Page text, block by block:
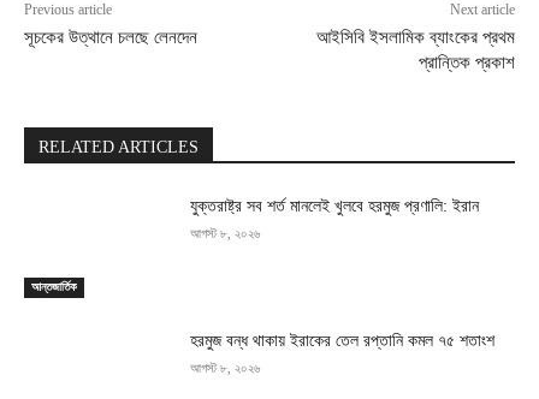
Previous article
সূচকের উত্থানে চলছে লেনদেন
Next article
আইসিবি ইসলামিক ব্যাংকের প্রথম
প্রান্তিক প্রকাশ
RELATED ARTICLES
আন্তজার্তিক
যুক্তরাষ্ট্র সব শর্ত মানলেই খুলবে হরমুজ প্রণালি: ইরান
আগস্ট ৮, ২০২৬
হরমুজ বন্ধ থাকায় ইরাকের তেল রপ্তানি কমল ৭৫ শতাংশ
আগস্ট ৮, ২০২৬